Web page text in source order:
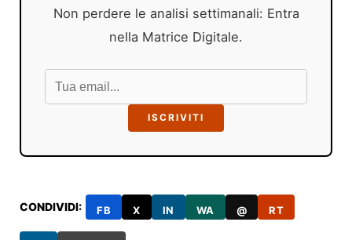
Non perdere le analisi settimanali: Entra
nella Matrice Digitale.
ISCRIVITI
CONDIVIDI: FB X IN WA @ RT